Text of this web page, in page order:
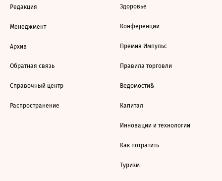
Редакция
Менеджмент
Архив
Обратная связь
Справочный центр
Распространение
Здоровье
Конференции
Премия Импульс
Правила торговли
Ведомости&
Капитал
Инновации и технологии
Как потратить
Туризм